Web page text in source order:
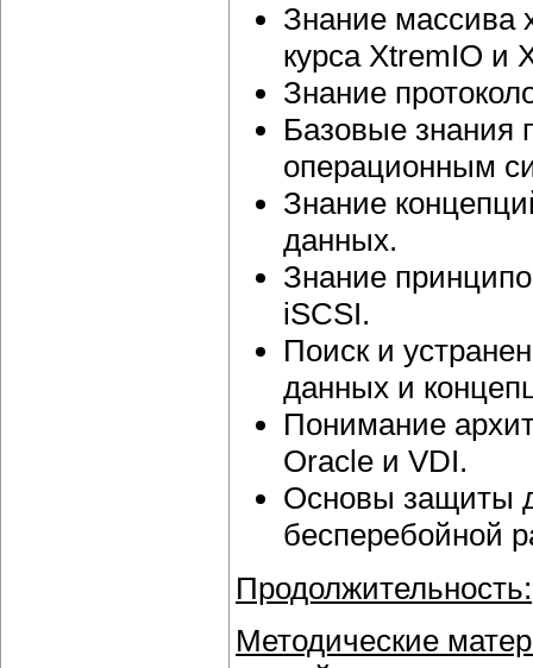
Знание массива
курса XtremIO и
Знание
Базовые знания
операционным
Знание
данных.
Знание
iSCSI.
Поиск и
данных и
Понимание
Oracle и VDI.
Основы защиты
бесперебойной
Продолжительность:
Методические